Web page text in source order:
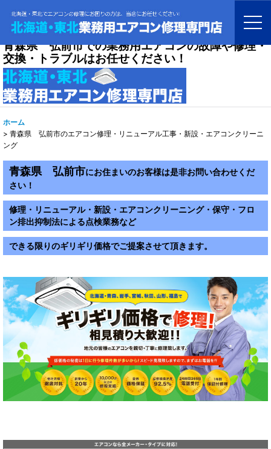
青森県 弘前市での業務用エアコンの故障や修理・
交換・トラブルはお任せください！
ホーム
> 青森県 弘前市のエアコン修理・リニューアル工事・新設・エアコンクリーニ
ング
青森県 弘前市にお住まいのお客様は是非お問い合わせくだ
さい！
修理・リニューアル・新設・エアコンクリーニング・保守・フロ
ン排出抑制法による点検業務など
できる限りのギリギリ価格でご提案させて頂きます。